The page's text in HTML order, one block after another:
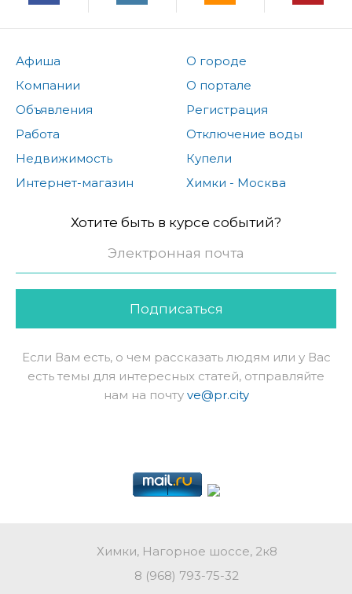
Афиша
Компании
Объявления
Работа
Недвижимость
Интернет-магазин
О городе
О портале
Регистрация
Отключение воды
Купели
Химки - Москва
Хотите быть в курсе событий?
Подписаться
Если Вам есть, о чем рассказать людям или у Вас
есть темы для интересных статей, отправляйте
нам на почту ve@pr.city
Химки, Нагорное шоссе, 2к8
8 (968) 793-75-32